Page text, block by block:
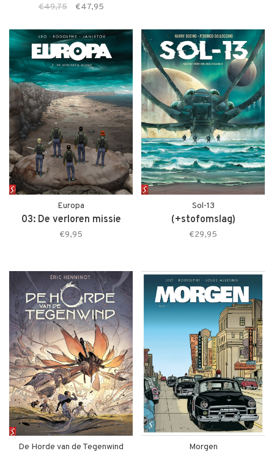
€49,75 €47,95
Europa
03: De verloren missie
€9,95
Sol-13
(+stofomslag)
€29,95
De Horde van de Tegenwind Morgen